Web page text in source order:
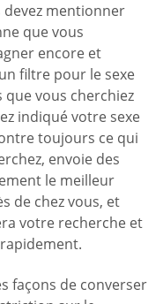
devez mentionner
que vous
encore et
filtre pour le sexe
que vous cherchiez
indiqué votre sexe
toujours ce qui
envoie des
le meilleur
de chez vous, et
votre recherche et
façons de converser